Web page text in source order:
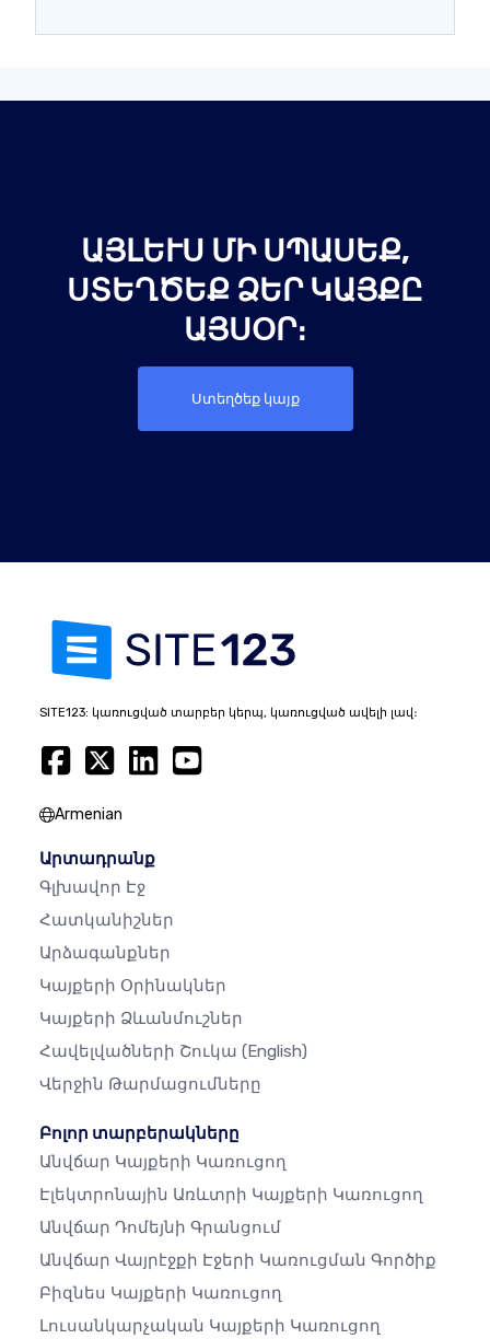
ԱՅԼԵՒՍ ՄԻ ՍՊԱՍԵՔ, Ս
ՏԵՂԾԵՔ ՁԵՐ ԿԱՅՔԸ Ա
ՅՍՕՐ։
Ստեղծեք կայք
SITE123: կառուցված տարբեր կերպ, կառուցված ավելի լավ։
Armenian
Արտադրանք
Գլխավոր Էջ
Հատկանիշներ
Արձագանքներ
Կայքերի Օրինակներ
Կայքերի Ձևանմուշներ
Հավելվածների Շուկա (English)
Վերջին Թարմացումները
Բոլոր տարբերակները
Անվճար Կայքերի Կառուցող
Էլեկտրոնային Առևտրի Կայքերի Կառուցող
Անվճար Դոմեյնի Գրանցում
Անվճար Վայրէջքի Էջերի Կառուցման Գործիք
Բիզնես Կայքերի Կառուցող
Լուսանկարչական Կայքերի Կառուցող